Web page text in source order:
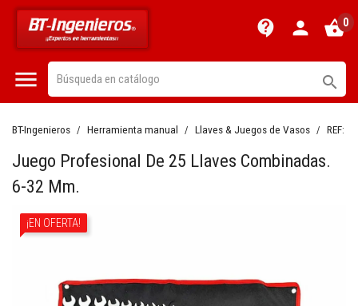
contact_support person shopping_basket0
 
BT-Ingenieros Herramienta manual Llaves & Juegos de Vasos REF:
Juego Profesional De 25 Llaves Combinadas.
6-32 Mm.
¡EN OFERTA!